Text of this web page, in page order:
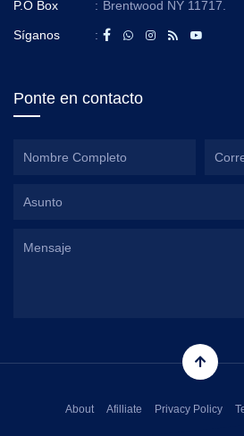
P.O Box : Brentwood NY 11717.
Síganos :
Ponte en contacto
About Afilliate Privacy Policy